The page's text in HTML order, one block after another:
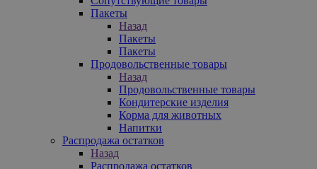
Пакеты
Назад
Пакеты
Пакеты
Продовольственные товары
Назад
Продовольственные товары
Кондитерские изделия
Корма для животных
Напитки
Распродажа остатков
Назад
Распродажа остатков